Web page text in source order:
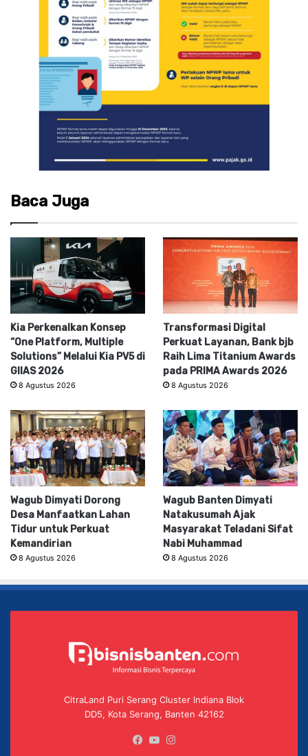
Baca Juga
Kia Perkenalkan Konsep
“One Platform, Multiple
Solutions” Melalui Kia PV5 di
GIIAS 2026
8 Agustus 2026
Transformasi Digital
Perkuat Layanan, Bank bjb
Raih Lima Titanium Awards
pada PRIMA Awards 2026
8 Agustus 2026
Wagub Dimyati Dorong
Desa Manfaatkan Lahan
Tidur untuk Perkuat
Kemandirian
8 Agustus 2026
Wagub Banten Dimyati
Natakusumah Ajak
Masyarakat Teladani Sifat
Nabi Muhammad
8 Agustus 2026
CitraLand Puri Serang Cluster Indiana Blok
DD5, Kota Serang, Banten 42162
Facebook
YouTube